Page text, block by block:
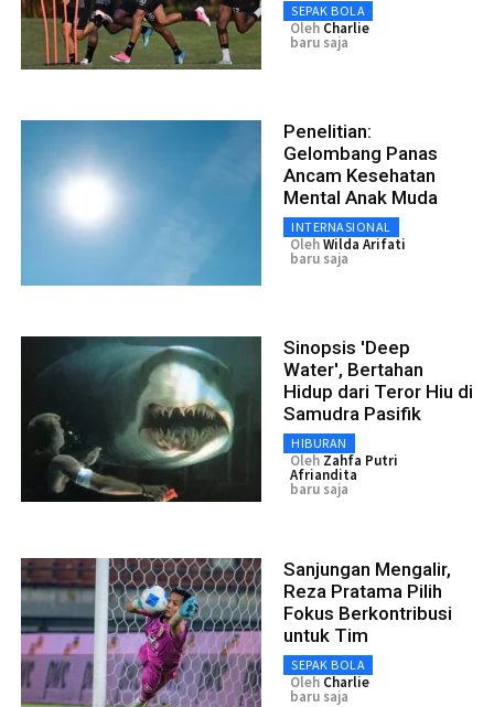
SEPAK BOLA
Oleh Charlie
baru saja
Penelitian:
Gelombang Panas
Ancam Kesehatan
Mental Anak Muda
INTERNASIONAL
OlehWilda Arifati
baru saja
Sinopsis 'Deep
Water', Bertahan
Hidup dari Teror Hiu di
Samudra Pasifik
HIBURAN
Oleh Zahfa Putri
Afriandita
baru saja
Sanjungan Mengalir,
Reza Pratama Pilih
Fokus Berkontribusi
untuk Tim
SEPAK BOLA
Oleh Charlie
baru saja